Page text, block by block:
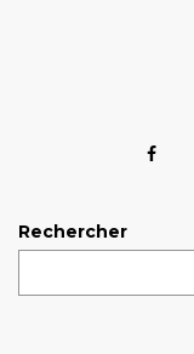
Rechercher